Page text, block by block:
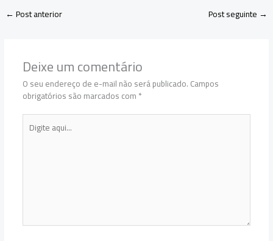
←Post anterior Post seguinte →
Deixe um comentário
O seu endereço de e-mail não será publicado.Campos
obrigatórios são marcados com*
Digite
aqui...